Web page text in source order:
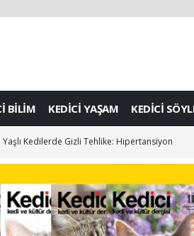
BİLİM KEDİCİ YAŞAM KEDİCİ
Kedilerde Gizli Tehlike: Hipertansiyon